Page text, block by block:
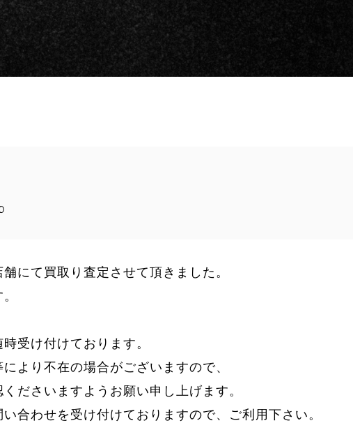
にて買取り査定させて頂きました。
受け付けております。
より不在の場合がございますので、
ださいますようお願い申し上げます。
合わせを受け付けておりますので、ご利用下さい。